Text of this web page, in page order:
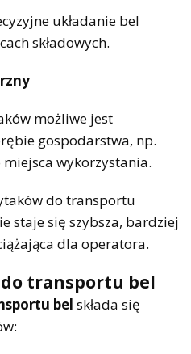
układanie bel
składowych.
możliwe jest
gospodarstwa, np.
miejsca wykorzystania.
do transportu
staje się szybsza, bardziej
dla operatora.
transportu bel
bel składa się